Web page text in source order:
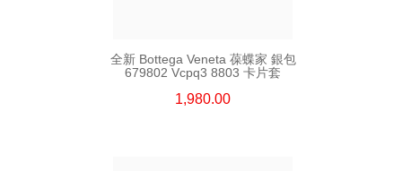
全新 Bottega Veneta 葆蝶家 銀包
679802 Vcpq3 8803 卡片套
1,980.00